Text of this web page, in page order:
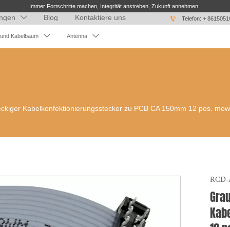
Immer Fortschritte machen, Integrität anstreben, Zukunft annehmen
 Blog Kontaktiere uns  Telefon: +
Kabelbaum  Antenna 
Kabelkonfektionierungsstecker zu PCB CA 150mm 12 pos.